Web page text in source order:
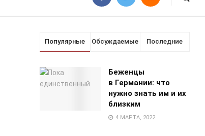
Популярные Обсуждаемые Последние
Беженцы
в Германии: что
нужно знать им и их
близким
4 МАРТА, 2022